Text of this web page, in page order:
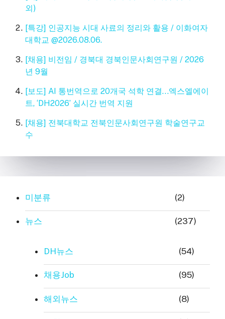
외)
[특강] 인공지능 시대 사료의 정리와 활용 / 이화여자
대학교 @2026.08.06.
[채용] 비전임 / 경북대 경북인문사회연구원 / 2026
년 9월
[보도] AI 통번역으로 20개국 석학 연결…엑스엘에이
트, ‘DH2026’ 실시간 번역 지원
[채용] 전북대학교 전북인문사회연구원 학술연구교
수
미분류 (2)
뉴스 (237)
DH뉴스 (54)
채용Job (95)
해외뉴스 (8)